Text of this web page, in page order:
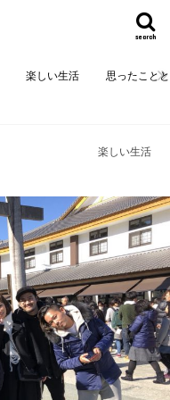
search
楽しい生活 思ったこと
楽しい生活